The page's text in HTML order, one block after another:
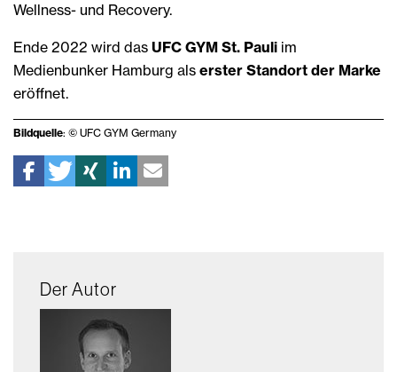
Wellness- und Recovery.
Ende 2022 wird das UFC GYM St. Pauli im
Medienbunker Hamburg als erster Standort der Marke
eröffnet.
Bildquelle: © UFC GYM Germany
Der Autor